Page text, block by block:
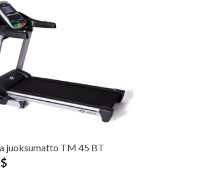
juoksumatto TM 45 BT